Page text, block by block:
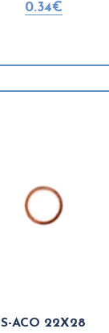
0.34€
S-ACO 22X28